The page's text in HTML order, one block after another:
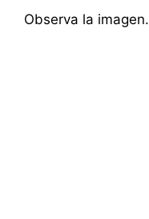
Observa la imagen.